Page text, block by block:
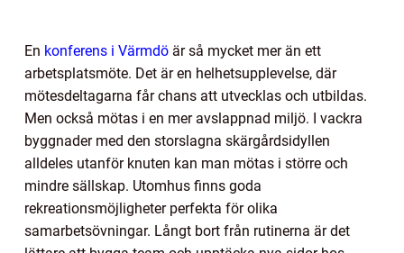
En konferens i Värmdö är så mycket mer än ett
arbetsplatsmöte. Det är en helhetsupplevelse, där
mötesdeltagarna får chans att utvecklas och utbildas.
Men också mötas i en mer avslappnad miljö. I vackra
byggnader med den storslagna skärgårdsidyllen
alldeles utanför knuten kan man mötas i större och
mindre sällskap. Utomhus finns goda
rekreationsmöjligheter perfekta för olika
samarbetsövningar. Långt bort från rutinerna är det